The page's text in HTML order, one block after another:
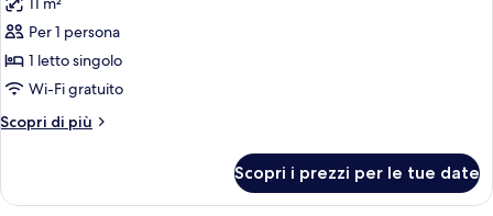
le
foto
per
Singola
Deluxe
Per 1 persona
1 letto singolo
Wi-Fi gratuito
Scopri di più
Altri
Deluxe
Scopri i prezzi per le tue date